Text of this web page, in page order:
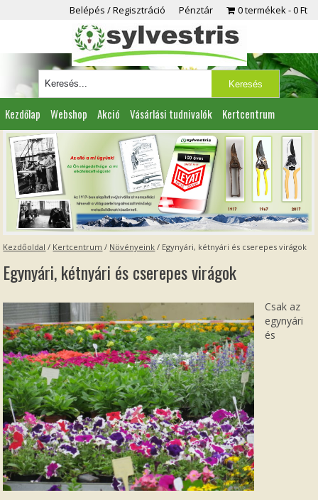
Belépés / Regisztráció Pénztár 0 termékek 0 Ft
Kezdőlap Webshop Akció Vásárlási tudnivalók Kertcentrum
Viszonteladóknak Partnereink Kapcsolat
Kezdőoldal / Kertcentrum / Növényeink / Egynyári, kétnyári és cserepes virágok
Egynyári, kétnyári és cserepes virágok
Csak az
egynyári
és